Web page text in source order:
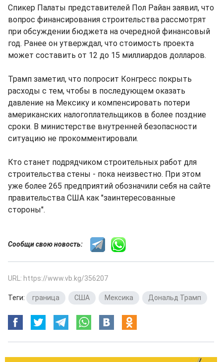
Спикер Палаты представителей Пол Райан заявил, что
вопрос финансирования строительства рассмотрят
при обсуждении бюджета на очередной финансовый
год. Ранее он утверждал, что стоимость проекта
может составить от 12 до 15 миллиардов долларов.
Трамп заметил, что попросит Конгресс покрыть
расходы с тем, чтобы в последующем оказать
давление на Мексику и компенсировать потери
американских налогоплательщиков в более поздние
сроки. В министерстве внутренней безопасности
ситуацию не прокомментировали.
Кто станет подрядчиком строительных работ для
строительства стены - пока неизвестно. При этом
уже более 265 предприятий обозначили себя на сайте
правительства США как "заинтересованные
стороны".
Сообщи свою новость:
URL: https://www.vb.kg/356207
Теги: граница США Мексика Дональд Трамп